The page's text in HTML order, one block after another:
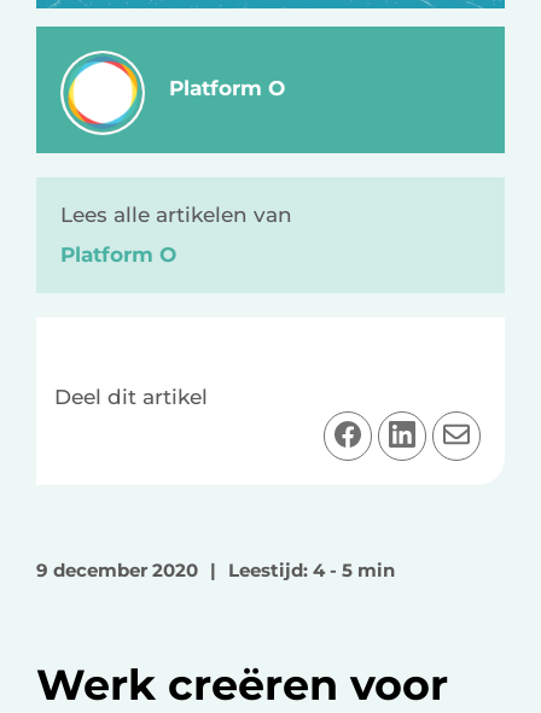
Platform O
Lees alle artikelen van
Platform O
Deel dit artikel
D
e
o
c
D
e
n
D
e
9 december 2020 | Leestijd: 4 - 5 min
Werk creëren voor